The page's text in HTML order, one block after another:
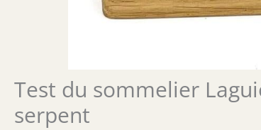
Test du sommelier
serpent